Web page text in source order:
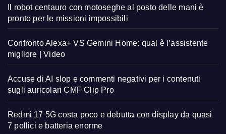
Il robot centauro con motoseghe al posto delle mani è
pronto per le missioni impossibili
Confronto Alexa+ VS Gemini Home: qual è l’assistente
migliore | Video
Accuse di AI slop e commenti negativi per i contenuti
sugli auricolari CMF Clip Pro
Redmi 17 5G costa poco e debutta con display da quasi
7 pollici e batteria enorme